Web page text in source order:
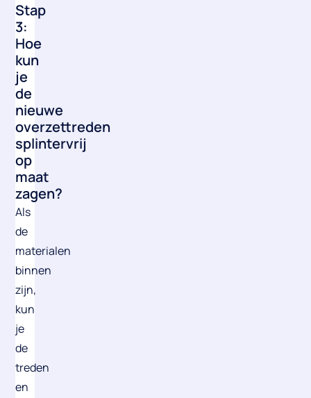
‍Stap
3:
Hoe
kun
je
de
nieuwe
overzettreden
splintervrij
op
maat
zagen?
Als
de
materialen
binnen
zijn,
kun
je
de
treden
en